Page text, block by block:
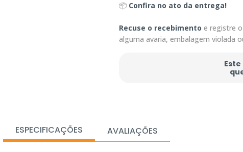
📦 Confira no ato da entrega!
Recuse o recebimento e registre
alguma avaria, embalagem violada
ESPECIFICAÇÕES AVALIAÇÕES